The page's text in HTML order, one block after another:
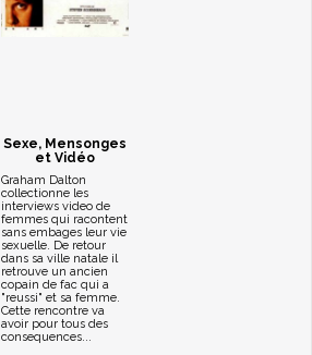
Sexe, Mensonges
et Vidéo
Graham Dalton
collectionne les
interviews video de
femmes qui racontent
sans embages leur vie
sexuelle. De retour
dans sa ville natale il
retrouve un ancien
copain de fac qui a
"reussi" et sa femme.
Cette rencontre va
avoir pour tous des
consequences...